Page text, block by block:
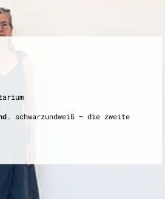
. schwarzundweiß – die zweite